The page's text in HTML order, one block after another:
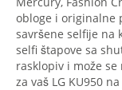
obloge i originalne
savršene selfije na
selfi štapove sa
rasklopiv i može
za vaš LG KU950